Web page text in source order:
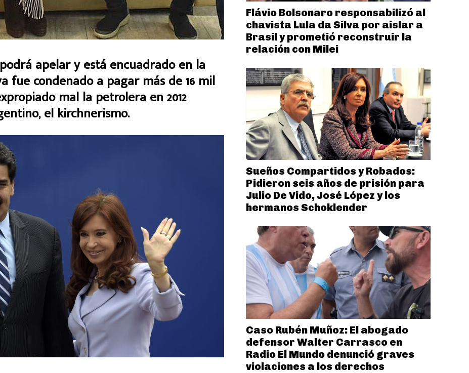
apelar y está encuadrado en la
fue condenado a pagar más de 16 mil
mal la petrolera en 2012
el kirchnerismo.
Flávio Bolsonaro responsabilizó al
chavista Lula da Silva por aislar a
Brasil y prometió reconstruir la
relación con Milei
Sueños Compartidos y Robados:
Pidieron seis años de prisión para
Julio De Vido, José López y los
hermanos Schoklender
Caso Rubén Muñoz: El abogado
defensor Walter Carrasco en
Radio El Mundo denunció graves
violaciones a los derechos